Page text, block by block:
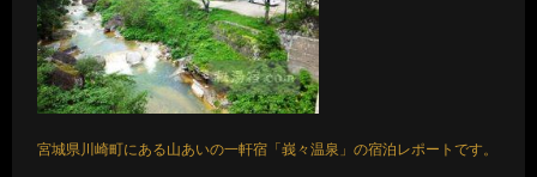
宮城県川崎町にある山あいの一軒宿「峩々温泉」の宿泊レポートです。